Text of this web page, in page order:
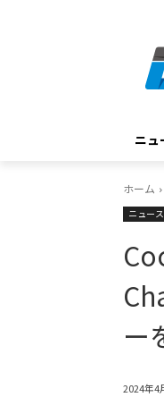
ニュ
ホーム
ニュース
ー
2024年4